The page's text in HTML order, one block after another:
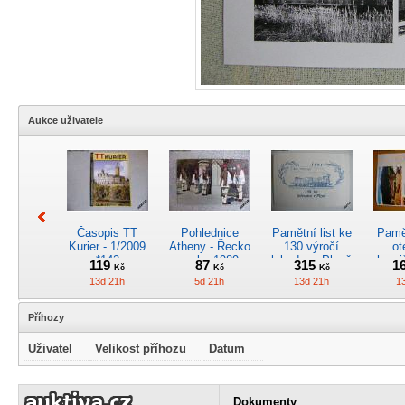
Aukce uživatele
Časopis TT
Kurier - 1/2009
*142
119Kč
13d 21h
Pohlednice
Atheny - Řecko
z roku 1989.
Nová nepoužitá
*5019
87 Kč
5d 21h
Pamětní list ke
130 výročí
lokodepa Plzeň
*2963
315 Kč
13d 21h
Kreslený
obrázek parní
4osý osob.
rychlík.vůz typu
Časopis
„Škodovák“,
Příhozy
Uživatel Velikost příhozu Datum
Dokumenty